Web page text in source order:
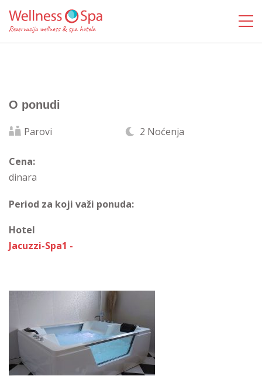
O ponudi
Parovi 2 Noćenja
Cena:
dinara
Period za koji važi ponuda:
Hotel
Jacuzzi-Spa1 -